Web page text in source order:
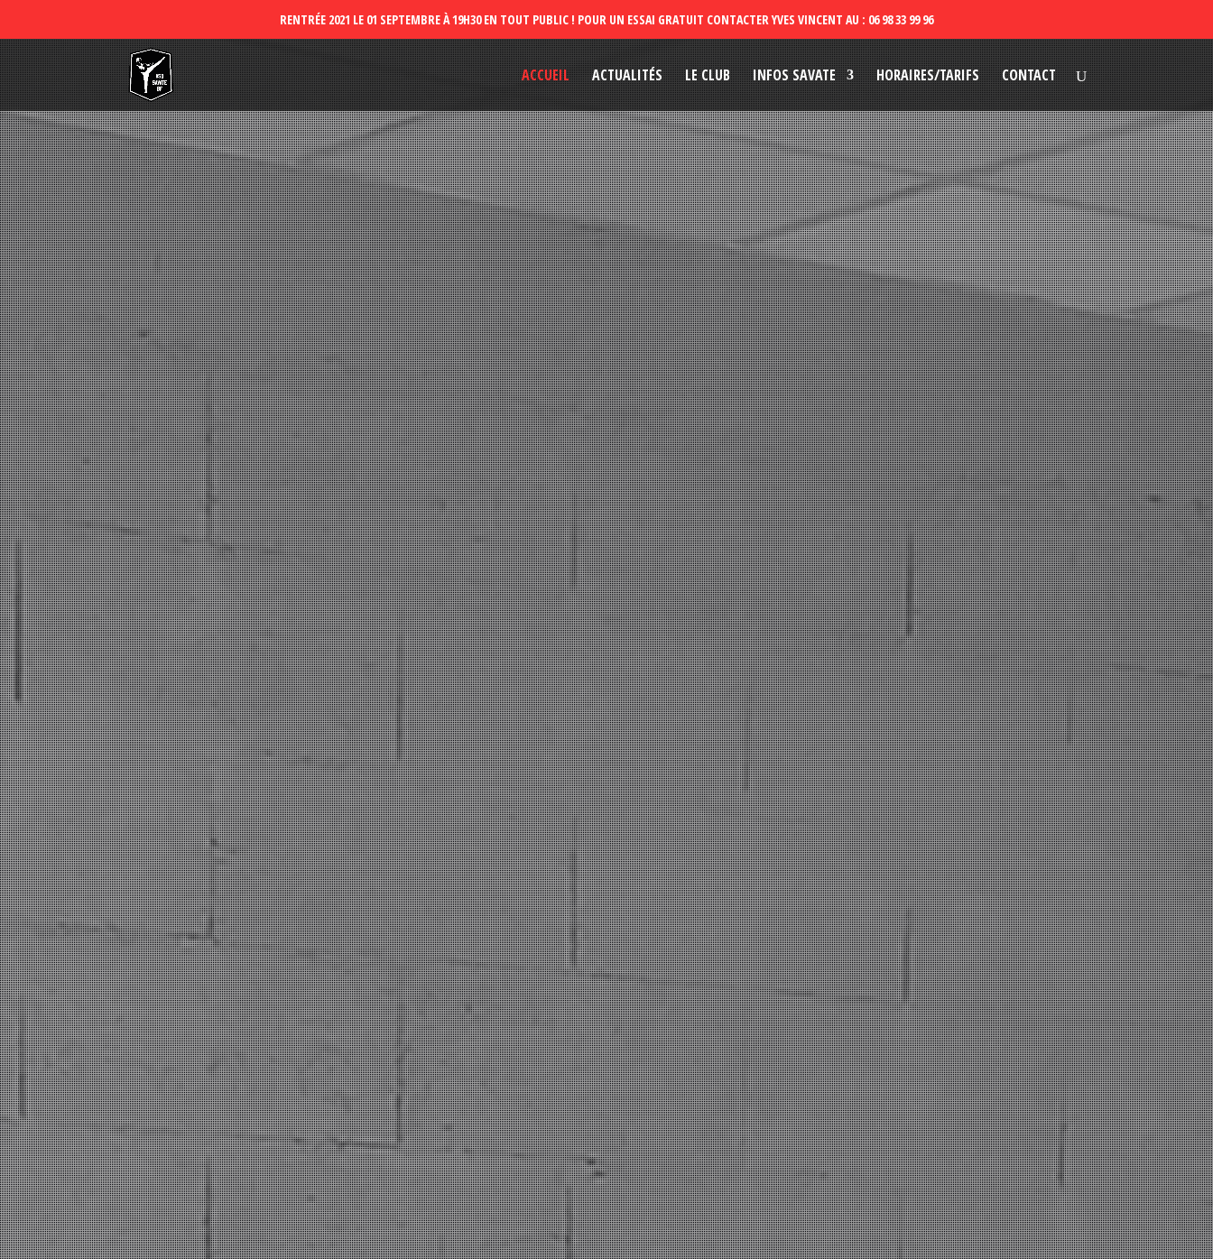
ACCUEIL ACTUALITÉS LE CLUB INFOS SAVATE HORAIRES/TARIFS CONTACT